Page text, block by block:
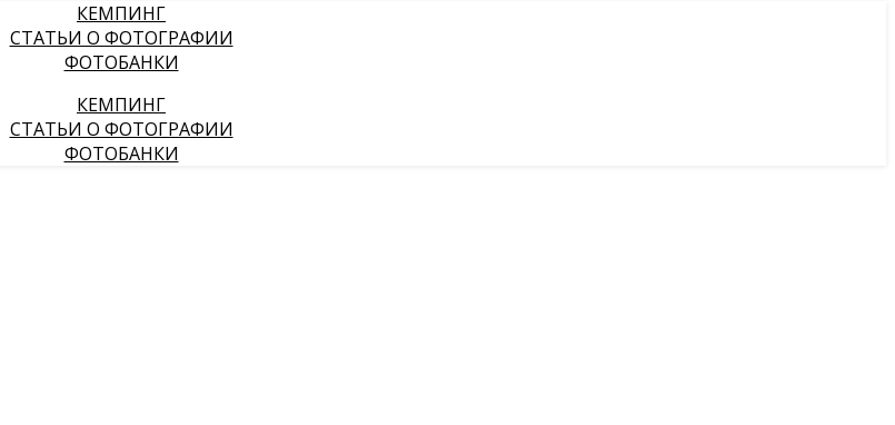
КЕМПИНГ
СТАТЬИ О ФОТОГРАФИИ
ФОТОБАНКИ
КЕМПИНГ
СТАТЬИ О ФОТОГРАФИИ
ФОТОБАНКИ